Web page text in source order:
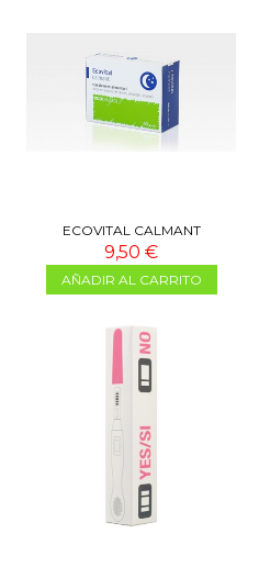
ECOVITAL CALMANT
9,50 €
AÑADIR AL CARRITO